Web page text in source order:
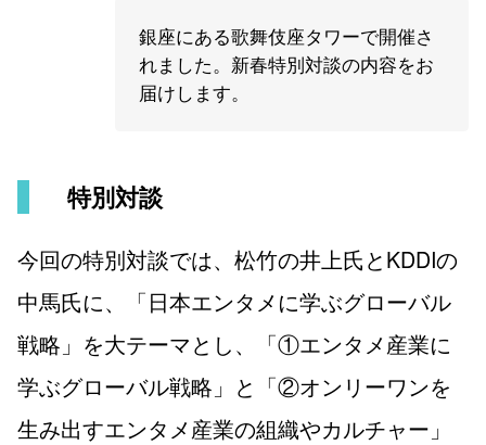
銀座にある歌舞伎座タワーで開催さ
れました。新春特別対談の内容をお
届けします。
特別対談
今回の特別対談では、松竹の井上氏とKDDIの
中馬氏に、「日本エンタメに学ぶグローバル
戦略」を大テーマとし、「①エンタメ産業に
学ぶグローバル戦略」と「②オンリーワンを
生み出すエンタメ産業の組織やカルチャー」